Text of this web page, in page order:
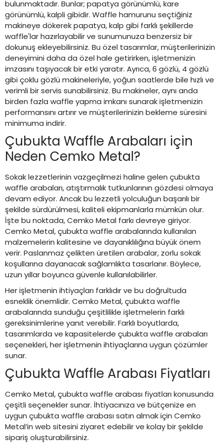
bulunmaktadır. Bunlar; papatya görünümlü, kare
görünümlü, kalpli gibidir. Waffle hamurunu seçtiğiniz
makineye dökerek papatya, kalp gibi farklı şekillerde
waffle'lar hazırlayabilir ve sunumunuza benzersiz bir
dokunuş ekleyebilirsiniz. Bu özel tasarımlar, müşterilerinizin
deneyimini daha da özel hale getirirken, işletmenizin
imzasını taşıyacak bir etki yaratır. Ayrıca, 6 gözlü, 4 gözlü
gibi çoklu gözlü makineleriyle, yoğun saatlerde bile hızlı ve
verimli bir servis sunabilirsiniz. Bu makineler, aynı anda
birden fazla waffle yapma imkanı sunarak işletmenizin
performansını artırır ve müşterilerinizin bekleme süresini
minimuma indirir.
Çubukta Waffle Arabaları için
Neden Cemko Metal?
Sokak lezzetlerinin vazgeçilmezi haline gelen çubukta
waffle arabaları, atıştırmalık tutkunlarının gözdesi olmaya
devam ediyor. Ancak bu lezzetli yolculuğun başarılı bir
şekilde sürdürülmesi, kaliteli ekipmanlarla mümkün olur.
İşte bu noktada, Cemko Metal farkı devreye giriyor.
Cemko Metal, çubukta waffle arabalarında kullanılan
malzemelerin kalitesine ve dayanıklılığına büyük önem
verir. Paslanmaz çelikten üretilen arabalar, zorlu sokak
koşullarına dayanacak sağlamlıkta tasarlanır. Böylece,
uzun yıllar boyunca güvenle kullanılabilirler.
Her işletmenin ihtiyaçları farklıdır ve bu doğrultuda
esneklik önemlidir. Cemko Metal, çubukta waffle
arabalarında sunduğu çeşitlilikle işletmelerin farklı
gereksinimlerine yanıt verebilir. Farklı boyutlarda,
tasarımlarda ve kapasitelerde çubukta waffle arabaları
seçenekleri, her işletmenin ihtiyaçlarına uygun çözümler
sunar.
Çubukta Waffle Arabası Fiyatları
Cemko Metal, çubukta waffle arabası fiyatları konusunda
çeşitli seçenekler sunar. İhtiyacınıza ve bütçenize en
uygun çubukta waffle arabası satın almak için Cemko
Metal’in web sitesini ziyaret edebilir ve kolay bir şekilde
sipariş oluşturabilirsiniz.